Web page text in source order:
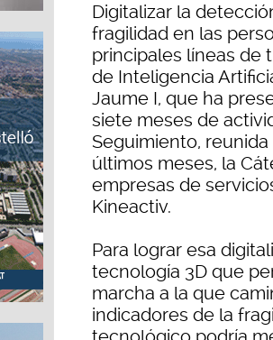
Digitalizar la
fragilidad en las
principales líneas de
de Inteligencia
Jaume I, que ha
siete meses de
Seguimiento,
últimos meses, la
empresas de
Kineactiv.
Para lograr esa
tecnología 3D que
marcha a la que
indicadores de la